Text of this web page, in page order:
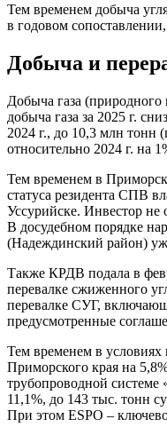
Тем временем добыча
в годовом
Добыча и
Добыча газа
добыча газа за 2025 г.
2024 г., до 10,3 млн тонн
относительно 2024 г. на
Тем временем в
статуса резидента СПВ
Уссурийске. Инвестор не
В досудебном порядке
(Надеждинский район)
Также КРДВ подала в
перевалке сжиженного
перевалке СУГ,
предусмотренные
Тем временем в условиях
Приморского края на
трубопроводной
11,1%, до 143 тыс. тонн
При этом ESPO –